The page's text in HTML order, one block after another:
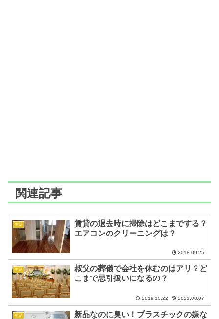
関連記事
生活
賃貸の退去時に掃除はどこまでする？
エアコンのクリーニングは？
2018.09.25
生活
叔父の葬儀で会社を休むのはアリ？ど
こまで忌引扱いになるの？
2019.10.22 2021.08.07
生活
新品なのに臭い！プラスチックの嫌な